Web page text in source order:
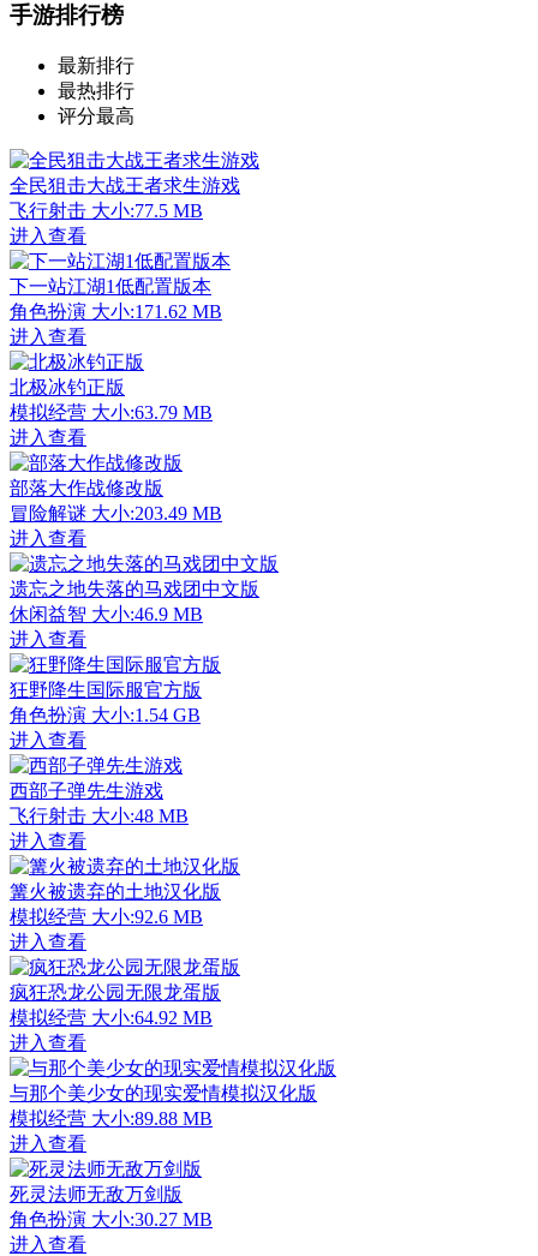
手游排行榜
最新排行
最热排行
评分最高
全民狙击大战王者求生游戏
飞行射击 大小:77.5 MB
进入查看
下一站江湖1低配置版本
角色扮演 大小:171.62 MB
进入查看
北极冰钓正版
模拟经营 大小:63.79 MB
进入查看
部落大作战修改版
冒险解谜 大小:203.49 MB
进入查看
遗忘之地失落的马戏团中文版
休闲益智 大小:46.9 MB
进入查看
狂野降生国际服官方版
角色扮演 大小:1.54 GB
进入查看
西部子弹先生游戏
飞行射击 大小:48 MB
进入查看
篝火被遗弃的土地汉化版
模拟经营 大小:92.6 MB
进入查看
疯狂恐龙公园无限龙蛋版
模拟经营 大小:64.92 MB
进入查看
与那个美少女的现实爱情模拟汉化版
模拟经营 大小:89.88 MB
进入查看
死灵法师无敌万剑版
角色扮演 大小:30.27 MB
进入查看